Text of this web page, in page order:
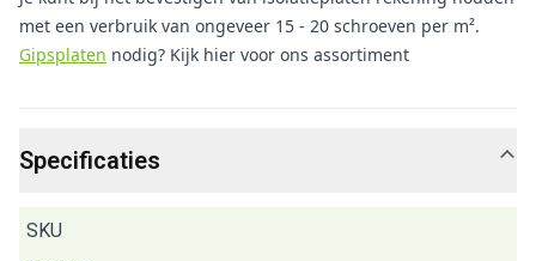
met een verbruik van ongeveer 15 - 20 schroeven per m².
Gipsplaten nodig? Kijk hier voor ons assortiment
Specificaties
SKU